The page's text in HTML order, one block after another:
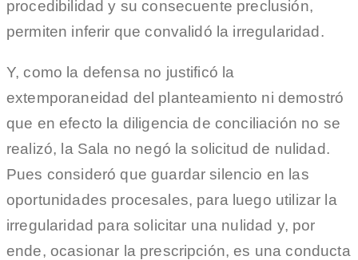
procedibilidad y su consecuente preclusión,
permiten inferir que convalidó la irregularidad.
Y, como la defensa no justificó la
extemporaneidad del planteamiento ni demostró
que en efecto la diligencia de conciliación no se
realizó, la Sala no negó la solicitud de nulidad.
Pues consideró que guardar silencio en las
oportunidades procesales, para luego utilizar la
irregularidad para solicitar una nulidad y, por
ende, ocasionar la prescripción, es una conducta